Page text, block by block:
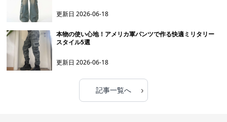
更新日2026-06-18
本物の使い心地！アメリカ軍パンツで作る快適ミリタリー
スタイル5選
更新日2026-06-18
記事一覧へ ›